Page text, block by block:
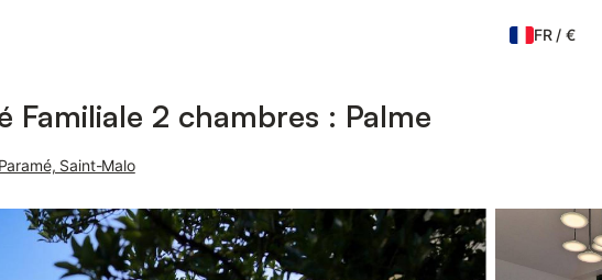
FR/€
Familiale 2 chambres : Palme
Paramé, Saint-Malo
voyageurs